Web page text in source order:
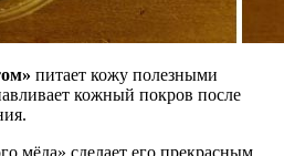
питает кожу полезными
кожный покров после
мёда» сделает его прекрасным